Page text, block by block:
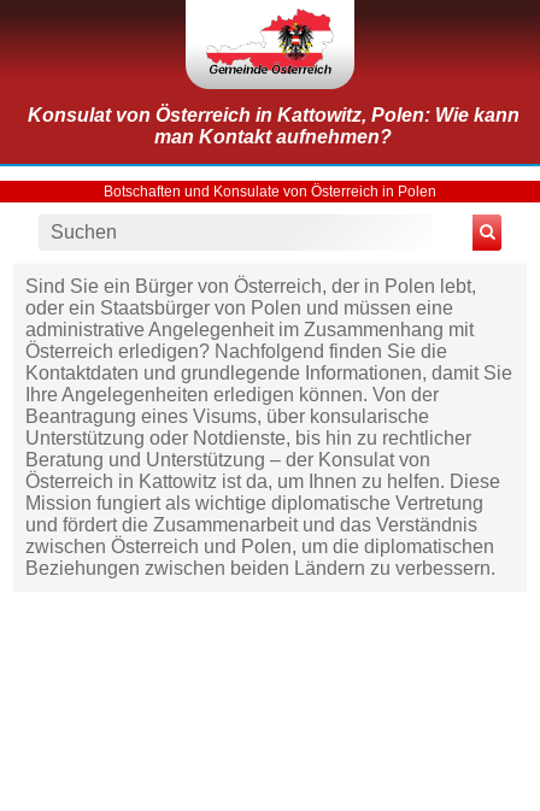
Konsulat von Österreich in Kattowitz, Polen: Wie kann
man Kontakt aufnehmen?
Botschaften und Konsulate von Österreich in Polen
Sind Sie ein Bürger von Österreich, der in Polen lebt,
oder ein Staatsbürger von Polen und müssen eine
administrative Angelegenheit im Zusammenhang mit
Österreich erledigen? Nachfolgend finden Sie die
Kontaktdaten und grundlegende Informationen, damit Sie
Ihre Angelegenheiten erledigen können. Von der
Beantragung eines Visums, über konsularische
Unterstützung oder Notdienste, bis hin zu rechtlicher
Beratung und Unterstützung – der Konsulat von
Österreich in Kattowitz ist da, um Ihnen zu helfen. Diese
Mission fungiert als wichtige diplomatische Vertretung
und fördert die Zusammenarbeit und das Verständnis
zwischen Österreich und Polen, um die diplomatischen
Beziehungen zwischen beiden Ländern zu verbessern.